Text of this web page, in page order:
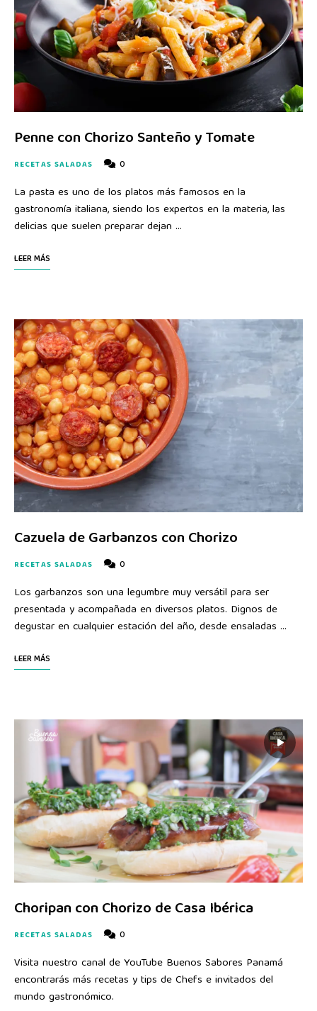
Penne con Chorizo Santeño y Tomate
RECETAS SALADAS 0
La pasta es uno de los platos más famosos en la
gastronomía italiana, siendo los expertos en la materia, las
delicias que suelen preparar dejan …
LEER MÁS
Cazuela de Garbanzos con Chorizo
RECETAS SALADAS 0
Los garbanzos son una legumbre muy versátil para ser
presentada y acompañada en diversos platos. Dignos de
degustar en cualquier estación del año, desde ensaladas …
LEER MÁS
Choripan con Chorizo de Casa Ibérica
RECETAS SALADAS 0
Visita nuestro canal de YouTube Buenos Sabores Panamá
encontrarás más recetas y tips de Chefs e invitados del
mundo gastronómico.